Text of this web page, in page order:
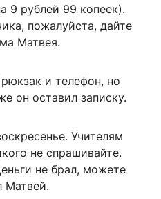
9 рублей 99 копеек).
пожалуйста, дайте
Матвея.
и телефон, но
он оставил записку.
Учителям
не спрашивайте.
не брал, можете
Матвей.